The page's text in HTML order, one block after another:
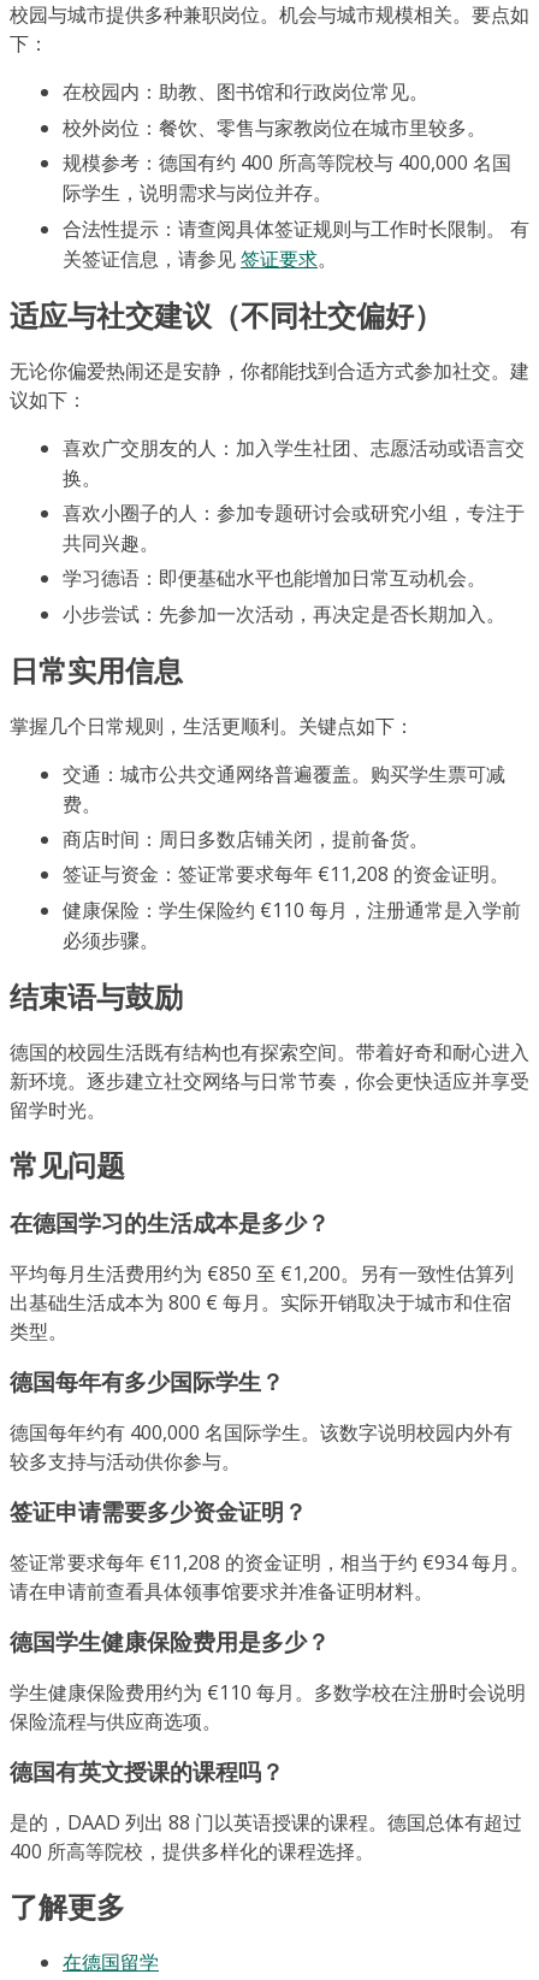
校园与城市提供多种兼职岗位。机会与城市规模相关。要点如
下：
在校园内：助教、图书馆和行政岗位常见。
校外岗位：餐饮、零售与家教岗位在城市里较多。
规模参考：德国有约 400 所高等院校与 400,000 名国
际学生，说明需求与岗位并存。
合法性提示：请查阅具体签证规则与工作时长限制。 有
关签证信息，请参见签证要求。
适应与社交建议（不同社交偏好）
无论你偏爱热闹还是安静，你都能找到合适方式参加社交。建
议如下：
喜欢广交朋友的人：加入学生社团、志愿活动或语言交
换。
喜欢小圈子的人：参加专题研讨会或研究小组，专注于
共同兴趣。
学习德语：即便基础水平也能增加日常互动机会。
小步尝试：先参加一次活动，再决定是否长期加入。
日常实用信息
掌握几个日常规则，生活更顺利。关键点如下：
交通：城市公共交通网络普遍覆盖。购买学生票可减
费。
商店时间：周日多数店铺关闭，提前备货。
签证与资金：签证常要求每年 €11,208 的资金证明。
健康保险：学生保险约 €110 每月，注册通常是入学前
必须步骤。
结束语与鼓励
德国的校园生活既有结构也有探索空间。带着好奇和耐心进入
新环境。逐步建立社交网络与日常节奏，你会更快适应并享受
留学时光。
常见问题
在德国学习的生活成本是多少？
平均每月生活费用约为 €850 至 €1,200。另有一致性估算列
出基础生活成本为 800 € 每月。实际开销取决于城市和住宿
类型。
德国每年有多少国际学生？
德国每年约有 400,000 名国际学生。该数字说明校园内外有
较多支持与活动供你参与。
签证申请需要多少资金证明？
签证常要求每年 €11,208 的资金证明，相当于约 €934 每月。
请在申请前查看具体领事馆要求并准备证明材料。
德国学生健康保险费用是多少？
学生健康保险费用约为 €110 每月。多数学校在注册时会说明
保险流程与供应商选项。
德国有英文授课的课程吗？
是的，DAAD 列出 88 门以英语授课的课程。德国总体有超过
400 所高等院校，提供多样化的课程选择。
了解更多
在德国留学